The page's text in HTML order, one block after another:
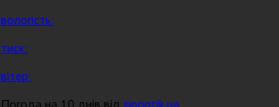
вологість:
тиск:
вітер:
Погода на 10 днів від sinoptik.ua